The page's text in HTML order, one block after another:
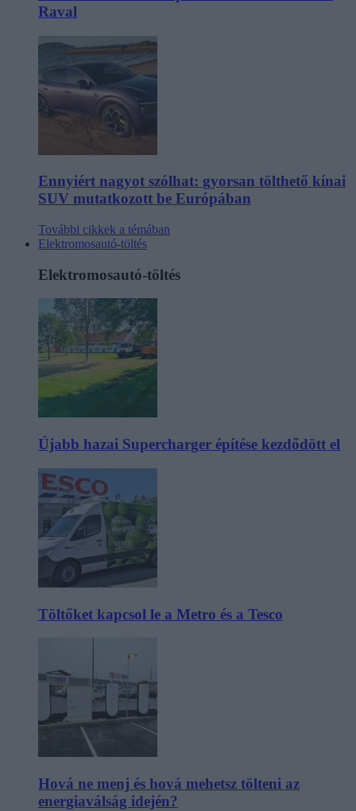
Raval
Ennyiért nagyot szólhat: gyorsan tölthető kínai
SUV mutatkozott be Európában
További cikkek a témában
Elektromosautó-töltés
Elektromosautó-töltés
Újabb hazai Supercharger építése kezdődött el
Töltőket kapcsol le a Metro és a Tesco
Hová ne menj és hová mehetsz tölteni az
energiaválság idején?